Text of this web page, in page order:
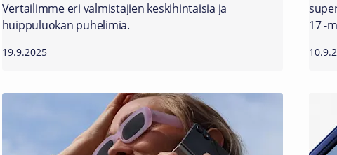
Vertailimme eri valmistajien keskihintaisia ja
huippuluokan puhelimia.
19.9.2025
17 -